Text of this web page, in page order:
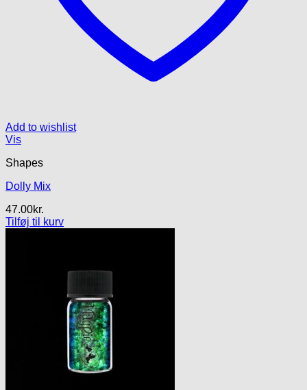
Add to wishlist
Vis
Shapes
Dolly Mix
47.00kr.
Tilføj til kurv